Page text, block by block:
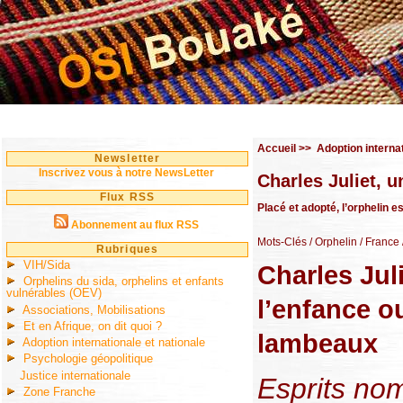
Newsletter
Inscrivez vous à notre NewsLetter
Flux RSS
Abonnement au flux RSS
Rubriques
VIH/Sida
Orphelins du sida, orphelins et enfants
vulnérables (OEV)
Associations, Mobilisations
Et en Afrique, on dit quoi ?
Adoption internationale et nationale
Psychologie géopolitique
Justice internationale
Zone Franche
Accueil >> Adoption
Charles Juliet,
Placé et adopté, l’orphelin
Mots-Clés / Orphelin / France
Charles
l’enfance
lambeaux
Esprits